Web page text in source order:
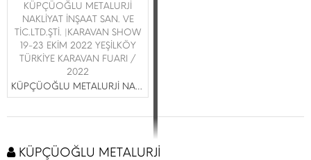
KÜPÇÜOĞLU METALURJİ
NAKLİYAT İNŞAAT SAN. VE
TİC.LTD.ŞTİ. |KARAVAN SHOW
19-23 EKİM 2022 YEŞİLKÖY
TÜRKİYE KARAVAN FUARI /
2022
KÜPÇÜOĞLU METALURJİ NAKLİYAT İNŞAAT SAN. VE TİC.LTD.ŞTİ.
KÜPÇÜOĞLU METALURJİ